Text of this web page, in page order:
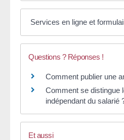
Services en ligne et
Questions ? Réponses !
Comment publier une
Comment se distingue
indépendant du salarié
Et aussi